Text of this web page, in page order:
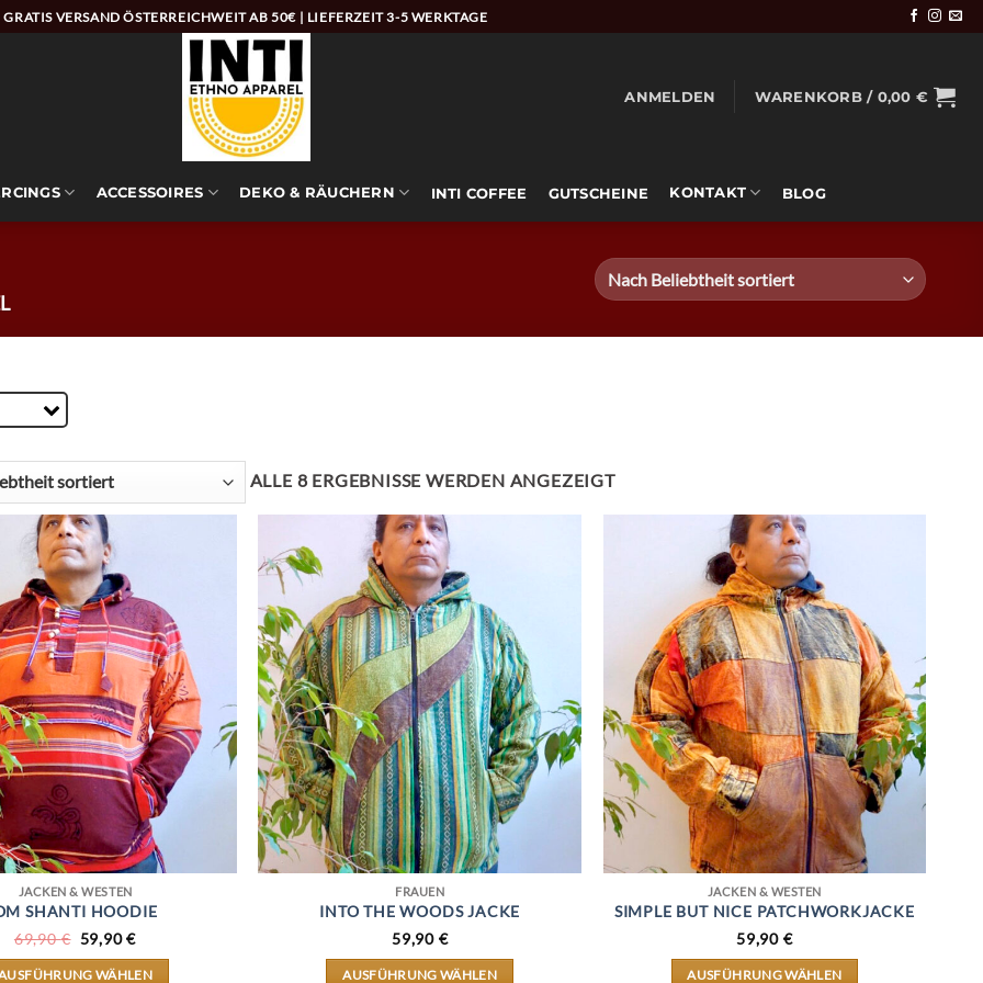
GRATIS VERSAND ÖSTERREICHWEIT AB 50€ | LIEFERZEIT 3-5 WERKTAGE
ANMELDEN WARENKORB / 0,00 €
ACCESSOIRES DEKO & RÄUCHERN INTI COFFEE GUTSCHEINE KONTAKT BLOG
ALLE 8 ERGEBNISSE WERDEN ANGEZEIGTNACH
SORTIERT
JACKEN & WESTEN
SHANTI HOODIE
69,90€ URSPRÜNGLICHER
PREIS
WAR:
59,90€AKTUELLER
IST:
WÄHLEN
FRAUEN
INTO THE WOODS JACKE
59,90 €
AUSFÜHRUNG WÄHLEN
JACKEN & WESTEN
SIMPLE BUT NICE PATCHWORKJACKE
59,90 €
AUSFÜHRUNG WÄHLEN